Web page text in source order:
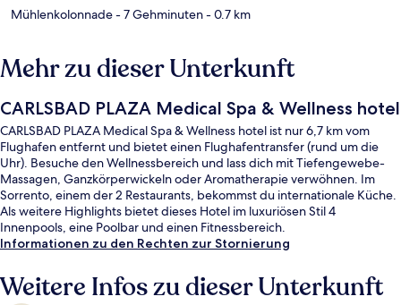
Mühlenkolonnade- 7 Gehminuten- 0.7 km
Mehr zu dieser Unterkunft
CARLSBAD PLAZA Medical Spa & Wellness hotel
CARLSBAD PLAZA Medical Spa & Wellness hotel ist nur 6,7 km vom
Flughafen entfernt und bietet einen Flughafentransfer (rund um die
Uhr). Besuche den Wellnessbereich und lass dich mit Tiefengewebe-
Massagen, Ganzkörperwickeln oder Aromatherapie verwöhnen. Im
Sorrento, einem der 2 Restaurants, bekommst du internationale Küche.
Als weitere Highlights bietet dieses Hotel im luxuriösen Stil 4
Innenpools, eine Poolbar und einen Fitnessbereich.
Informationen zu den Rechten zur Stornierung
Weitere Infos zu dieser Unterkunft